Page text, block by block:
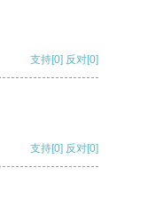
支持[0] 反对[0]
支持[0] 反对[0]